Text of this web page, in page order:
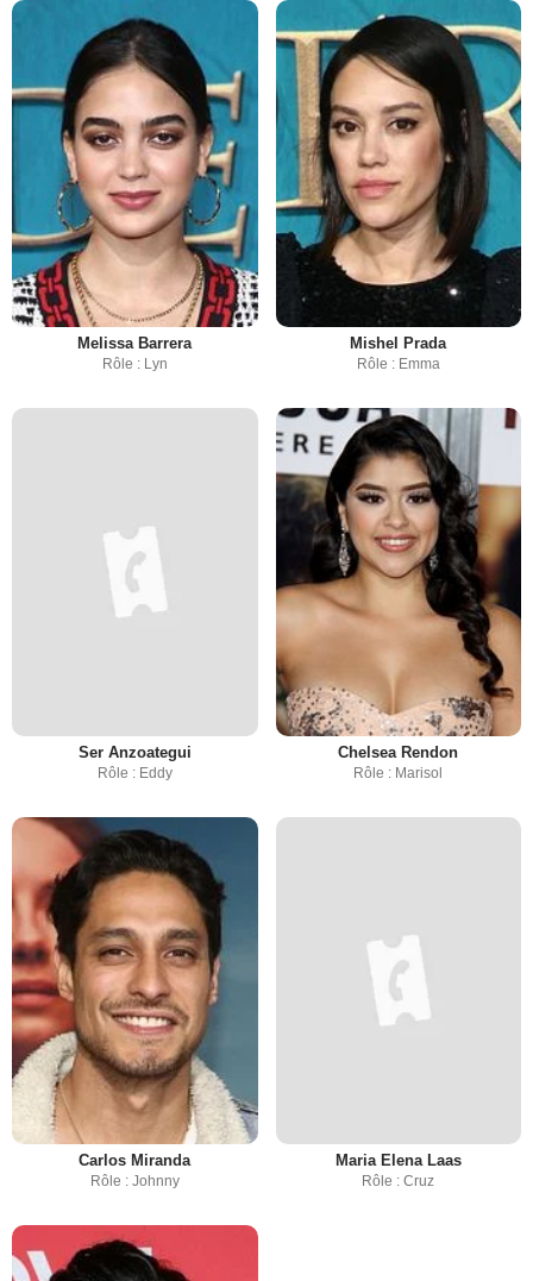
Melissa Barrera
Rôle : Lyn
Mishel Prada
Rôle : Emma
Ser Anzoategui
Rôle : Eddy
Chelsea Rendon
Rôle : Marisol
Carlos Miranda
Rôle : Johnny
Maria Elena Laas
Rôle : Cruz